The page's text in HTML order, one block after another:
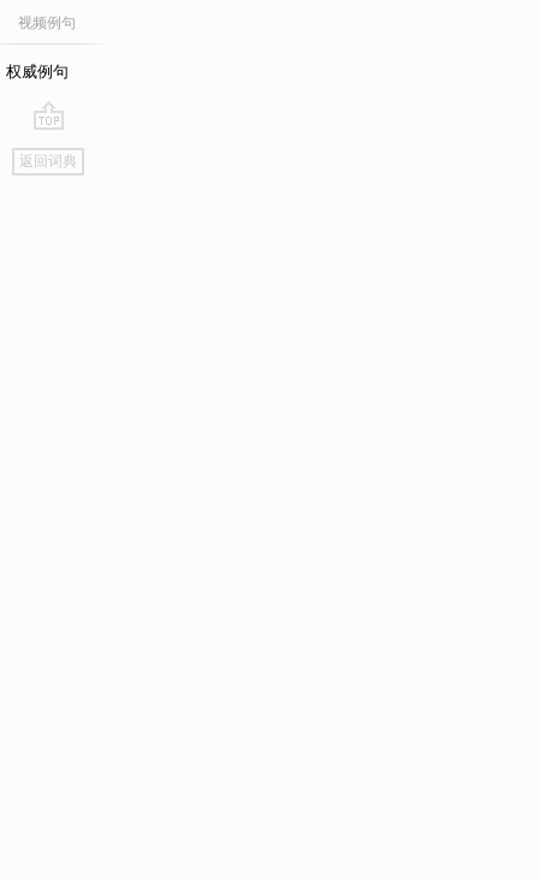
视频例句
权威例句
go
top
返回词典